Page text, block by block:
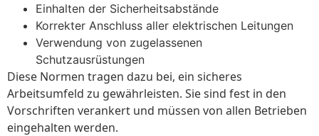
Einhalten der Sicherheitsabstände
Korrekter Anschluss aller elektrischen Leitungen
Verwendung von zugelassenen
Schutzausrüstungen
Diese Normen tragen dazu bei, ein sicheres
Arbeitsumfeld zu gewährleisten. Sie sind fest in den
Vorschriften verankert und müssen von allen Betrieben
eingehalten werden.